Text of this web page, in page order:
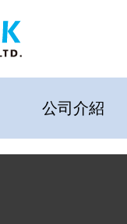
公司介紹